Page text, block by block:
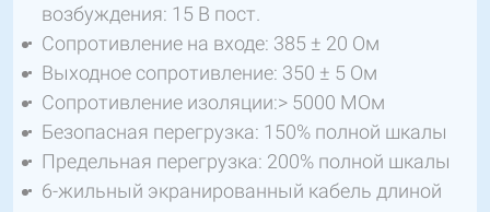
возбуждения: 15 В пост.
Сопротивление на входе: 385 ± 20 Ом
Выходное сопротивление: 350 ± 5 Ом
Сопротивление изоляции:> 5000 МОм
Безопасная перегрузка: 150% полной шкалы
Предельная перегрузка: 200% полной шкалы
6-жильный экранированный кабель длиной